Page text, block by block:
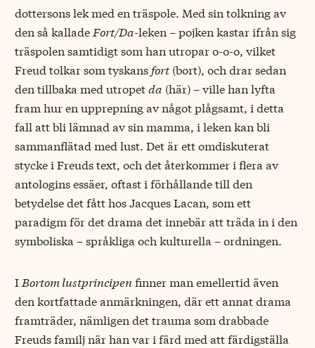
dottersons lek med en träspole. Med sin tolkning av
den så kallade Fort/Da-leken – pojken kastar ifrån sig
träspolen samtidigt som han utropar o-o-o, vilket
Freud tolkar som tyskans fort (bort), och drar sedan
den tillbaka med utropetda (här) – ville han lyfta
fram hur en upprepning av något plågsamt, i detta
fall att bli lämnad av sin mamma, i leken kan bli
sammanflätad med lust. Det är ett omdiskuterat
stycke i Freuds text, och det återkommer i flera av
antologins essäer, oftast i förhållande till den
betydelse det fått hos Jacques Lacan, som ett
paradigm för det drama det innebär att träda in i den
symboliska – språkliga och kulturella – ordningen.
I Bortom lustprincipen finner man emellertid även
den kortfattade anmärkningen, där ett annat drama
framträder, nämligen det trauma som drabbade
Freuds familj när han var i färd med att färdigställa